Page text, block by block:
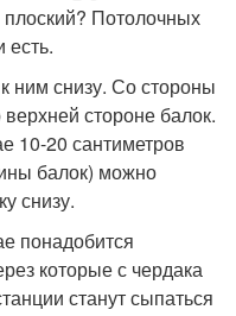
Потолочных
есть.
ним снизу. Со стороны
стороне балок.
10-20 сантиметров
балок) можно
снизу.
понадобится
которые с чердака
станут сыпаться